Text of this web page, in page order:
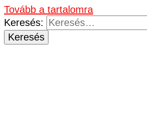
Tovább a tartalomra
Keresés: